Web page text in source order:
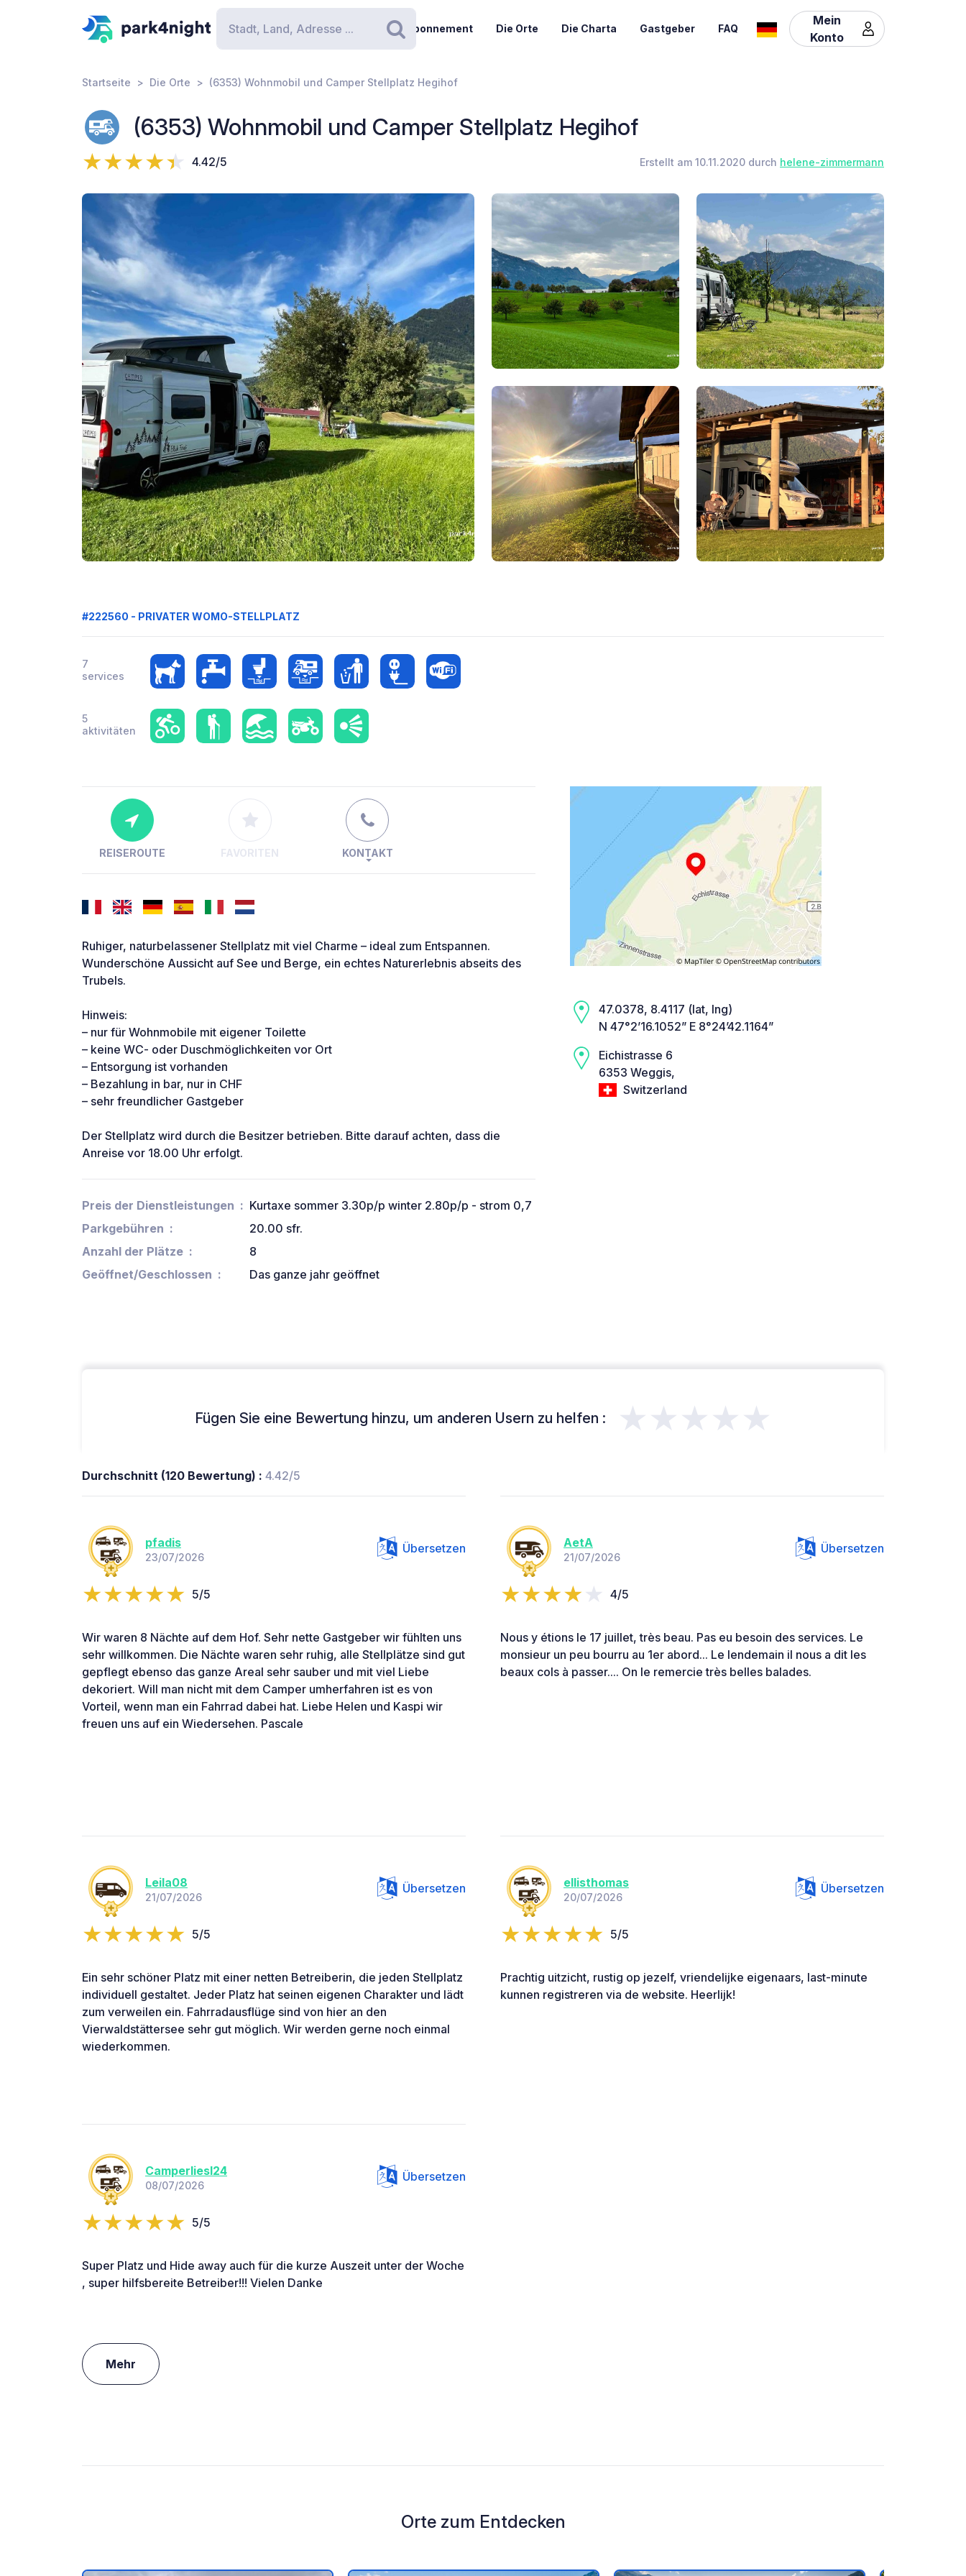
Suchen
Abonnement Die Orte Die Charta Gastgeber FAQ
Mein
Konto
Startseite Die Orte (6353) Wohnmobil und Camper Stellplatz Hegihof
(6353) Wohnmobil und Camper Stellplatz Hegihof
4.42/5 Erstellt am 10.11.2020 durch helene-zimmermann
#222560 - PRIVATER WOMO-STELLPLATZ
7
services
5
aktivitäten
REISEROUTE FAVORITEN KONTAKT
Ruhiger, naturbelassener Stellplatz mit viel Charme – ideal zum Entspannen.
Wunderschöne Aussicht auf See und Berge, ein echtes Naturerlebnis abseits des
Trubels.
Hinweis:
– nur für Wohnmobile mit eigener Toilette
– keine WC- oder Duschmöglichkeiten vor Ort
– Entsorgung ist vorhanden
– Bezahlung in bar, nur in CHF
– sehr freundlicher Gastgeber
Der Stellplatz wird durch die Besitzer betrieben. Bitte darauf achten, dass die
Anreise vor 18.00 Uhr erfolgt.
Preis der Dienstleistungen
Kurtaxe sommer 3.30p/p winter 2.80p/p - strom 0,7
Parkgebühren
20.00 sfr.
Anzahl der Plätze
8
Geöffnet/Geschlossen
Das ganze jahr geöffnet
47.0378, 8.4117 (lat, lng)
N 47°2’16.1052” E 8°24’42.1164”
Eichistrasse 6
6353 Weggis,
Switzerland
Fügen Sie eine Bewertung hinzu, um anderen Usern zu helfen : ★★★★★
Durchschnitt (120 Bewertung) : 4.42/5
pfadis
23/07/2026
Übersetzen
5/5
Wir waren 8 Nächte auf dem Hof. Sehr nette Gastgeber wir fühlten uns
sehr willkommen. Die Nächte waren sehr ruhig, alle Stellplätze sind gut
gepflegt ebenso das ganze Areal sehr sauber und mit viel Liebe
dekoriert. Will man nicht mit dem Camper umherfahren ist es von
Vorteil, wenn man ein Fahrrad dabei hat. Liebe Helen und Kaspi wir
freuen uns auf ein Wiedersehen. Pascale
AetA
21/07/2026
Übersetzen
4/5
Nous y étions le 17 juillet, très beau. Pas eu besoin des services. Le
monsieur un peu bourru au 1er abord... Le lendemain il nous a dit les
beaux cols à passer.... On le remercie très belles balades.
Leila08
21/07/2026
Übersetzen
5/5
Ein sehr schöner Platz mit einer netten Betreiberin, die jeden Stellplatz
individuell gestaltet. Jeder Platz hat seinen eigenen Charakter und lädt
zum verweilen ein. Fahrradausflüge sind von hier an den
Vierwaldstättersee sehr gut möglich. Wir werden gerne noch einmal
wiederkommen.
ellisthomas
20/07/2026
Übersetzen
5/5
Prachtig uitzicht, rustig op jezelf, vriendelijke eigenaars, last-minute
kunnen registreren via de website. Heerlijk!
Camperliesl24
08/07/2026
Übersetzen
5/5
Super Platz und Hide away auch für die kurze Auszeit unter der Woche
, super hilfsbereite Betreiber!!! Vielen Danke
Mehr
Orte zum Entdecken